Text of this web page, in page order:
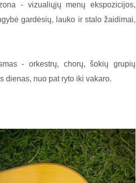
- vizualiųjų menų ekspozicijos,
gardėsių, lauko ir stalo žaidimai,
- orkestrų, chorų, šokių grupių
dienas, nuo pat ryto iki vakaro.